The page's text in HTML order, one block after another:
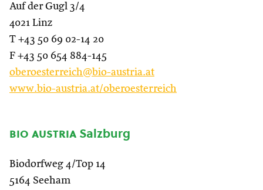
Auf der Gugl 3/4
4021 Linz
T +43 50 69 02-14 20
F +43 50 654 884-145
oberoesterreich@bio-austria.at
www.bio-austria.at/oberoesterreich
bio austria Salzburg
Biodorfweg 4/Top 14
5164 Seeham